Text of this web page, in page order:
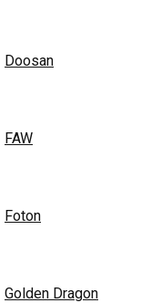
Doosan
FAW
Foton
Golden Dragon